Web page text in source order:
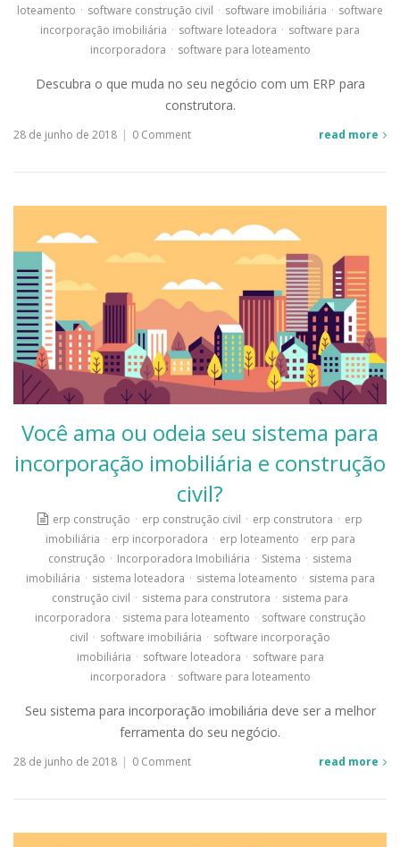
loteamento · software construção civil · software imobiliária · software
incorporação imobiliária · software loteadora · software para
incorporadora · software para loteamento
Descubra o que muda no seu negócio com um ERP para
construtora.
28 de junho de 2018 | 0 Comment read more
Você ama ou odeia seu sistema para
incorporação imobiliária e construção
civil?
erp construção · erp construção civil · erp construtora · erp
imobiliária · erp incorporadora · erp loteamento · erp para
construção · Incorporadora Imobiliária · Sistema · sistema
imobiliária · sistema loteadora · sistema loteamento · sistema para
construção civil · sistema para construtora · sistema para
incorporadora · sistema para loteamento · software construção
civil · software imobiliária · software incorporação
imobiliária · software loteadora · software para
incorporadora · software para loteamento
Seu sistema para incorporação imobiliária deve ser a melhor
ferramenta do seu negócio.
28 de junho de 2018 | 0 Comment read more